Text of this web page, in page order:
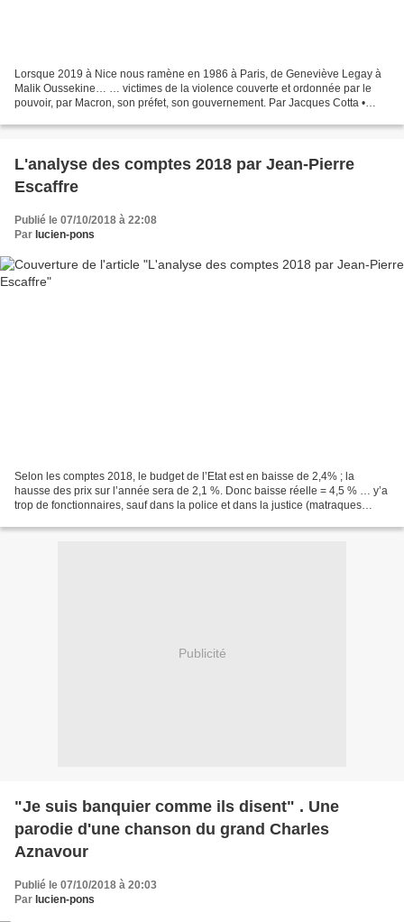
Lorsque 2019 à Nice nous ramène en 1986 à Paris, de Geneviève Legay à
Malik Oussekine… … victimes de la violence couverte et ordonnée par le
pouvoir, par Macron, son préfet, son gouvernement. Par Jacques Cotta •
L'analyse des comptes 2018 par Jean-Pierre
Escaffre
Publié le 07/10/2018 à 22:08
Par lucien-pons
Selon les comptes 2018, le budget de l’Etat est en baisse de 2,4% ; la
hausse des prix sur l’année sera de 2,1 %. Donc baisse réelle = 4,5 % … y’a
trop de fonctionnaires, sauf dans la police et dans la justice (matraques
Publicité
"Je suis banquier comme ils disent" . Une
parodie d'une chanson du grand Charles
Aznavour
Publié le 07/10/2018 à 20:03
Par lucien-pons